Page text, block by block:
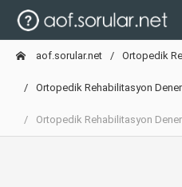
aof.sorular.net Ortopedik
Ortopedik Rehabilitasyon
Ortopedik Rehabilitasyon